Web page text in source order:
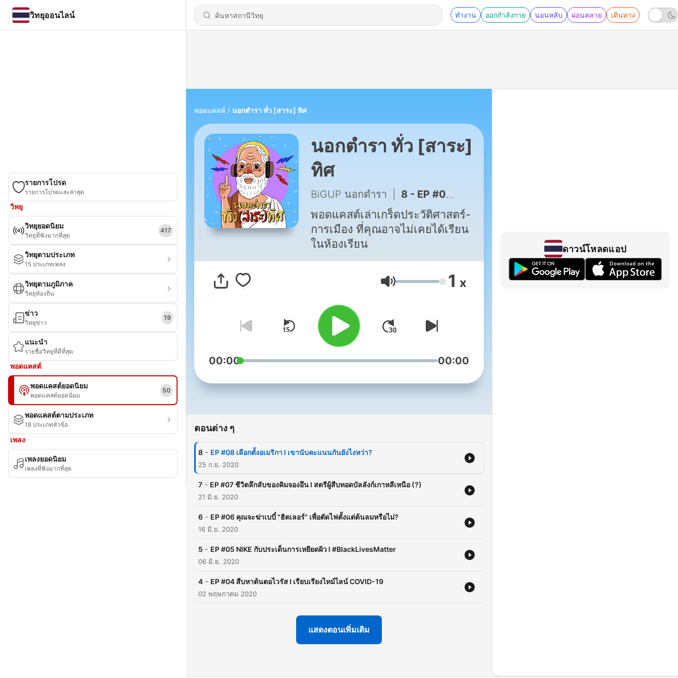
วิทยุออนไลน์ ทำงาน ออกกำลังกาย นอนหลับ ผ่อนคลาย เดินทาง
รายการโปรด
รายการโปรดและล่าสุด
วิทยุ
วิทยุยอดนิยม
วิทยุที่ฟังมากที่สุด
417
วิทยุตามประเภท
15 ประเภทเพลง
วิทยุตามภูมิภาค
วิทยุท้องถิ่น
ข่าว
วิทยุข่าว
19
แนะนำ
รายชื่อวิทยุที่ดีที่สุด
พอดแคสต์
พอดแคสต์ยอดนิยม
พอดแคสต์ยอดนิยม
50
พอดแคสต์ตามประเภท
18 ประเภทหัวข้อ
เพลง
เพลงยอดนิยม
เพลงที่ฟังมากที่สุด
พอดแคสต์ นอกตำรา ทั่ว [สาระ] ทิศ
นอกตำรา ทั่ว [สาระ]
ทิศ
BiGUP นอกตำรา 8 - EP #08 เลือกตั้งอเมริกา l เขานับคะแนนกันยังไงหว่า?
พอดแคสต์เล่าเกร็ดประวัติศาสตร์-
การเมือง ที่คุณอาจไม่เคยได้เรียน
ในห้องเรียน
ระดับเสียง 1 x
00:00 00:00
ตอนต่าง ๆ
8 - EP #08 เลือกตั้งอเมริกา l เขานับคะแนนกันยังไงหว่า?
25 ก.ย. 2020
7 - EP #07 ชีวิตลึกลับของคิมจองอึน l สตรีผู้สืบทอดบัลลังก์เกาหลีเหนือ (?)
21 มิ.ย. 2020
6 - EP #06 คุณจะฆ่าเบบี๋ "ฮิตเลอร์" เพื่อตัดไฟตั้งแต่ต้นลมหรือไม่?
16 มิ.ย. 2020
5 - EP #05 NIKE กับประเด็นการเหยียดผิว l #BlackLivesMatter
06 มิ.ย. 2020
4 - EP #04 สืบหาต้นตอไวรัส l เรียบเรียงไทม์ไลน์ COVID-19
02 พฤษภาคม 2020
แสดงตอนเพิ่มเติม
ดาวน์โหลดแอป